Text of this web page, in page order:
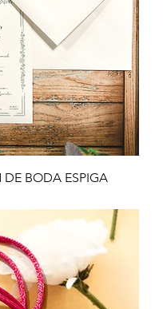
DE BODA ESPIGA